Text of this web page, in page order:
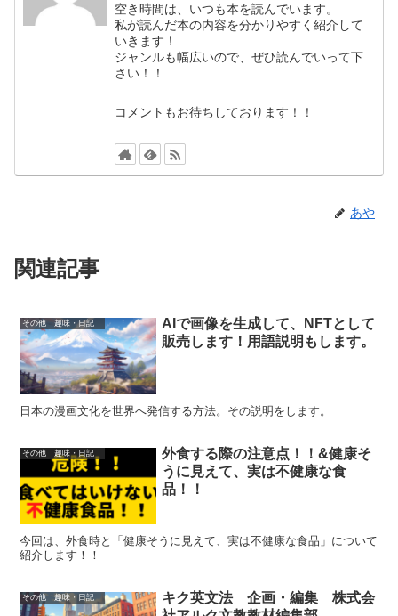
空き時間は、いつも本を読んでいます。
私が読んだ本の内容を分かりやすく紹介して
いきます！
ジャンルも幅広いので、ぜひ読んでいって下
さい！！
コメントもお待ちしております！！
あや
関連記事
その他 趣味・日記
AIで画像を生成して、NFTとして
販売します！用語説明もします。
日本の漫画文化を世界へ発信する方法。その説明をします。
その他 趣味・日記
外食する際の注意点！！&健康そ
うに見えて、実は不健康な食
品！！
今回は、外食時と「健康そうに見えて、実は不健康な食品」について
紹介します！！
その他 趣味・日記
キク英文法 企画・編集 株式会